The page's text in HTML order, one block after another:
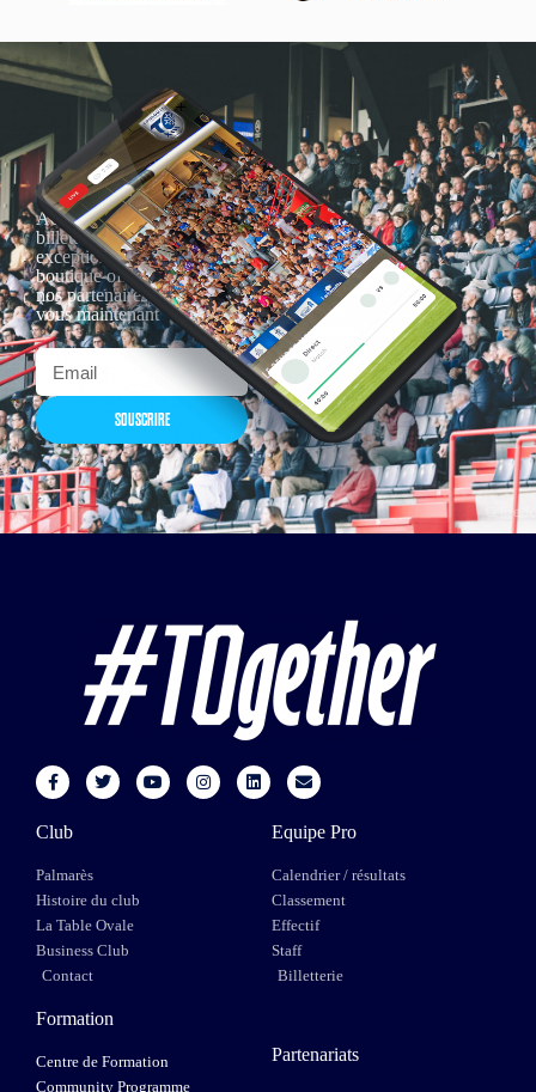
Actualités, nouveautés,
billetterie, remises
exceptionnelles dans la
boutique officielles & chez
nos partenaires… Inscrivez-
vous maintenant
SOUSCRIRE
Club
Palmarès
Histoire du club
La Table Ovale
Business Club
Contact
Equipe Pro
Calendrier / résultats
Classement
Effectif
Staff
Billetterie
Formation
Centre de Formation
Community Programme
Partenariats